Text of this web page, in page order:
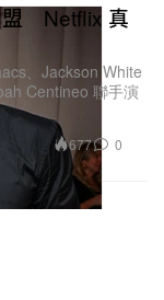
盟 Netflix 真
、Jackson White
Centineo 聯手演
677 0